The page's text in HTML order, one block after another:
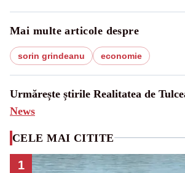
Mai multe articole despre
sorin grindeanu economie
Urmărește știrile Realitatea de
News
CELE MAI CITITE
1